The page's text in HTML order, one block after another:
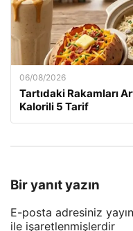
06/08/2026
Tartıdaki Rakamları
Kalorili 5 Tarif
Bir yanıt yazın
E-posta adresiniz
ile işaretlenmişlerdir